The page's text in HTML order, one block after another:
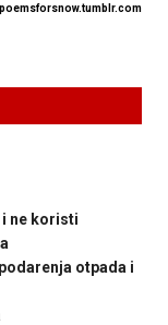
i ne koristi
otpada i